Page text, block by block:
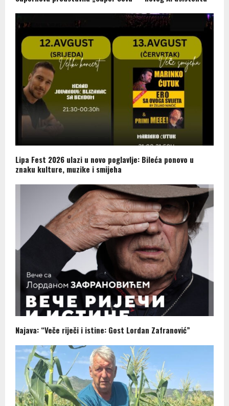
Lipa Fest 2026 ulazi u novo poglavlje: Bileća ponovo u
znaku kulture, muzike i smijeha
Najava: “Veče riječi i istine: Gost Lordan Zafranović”